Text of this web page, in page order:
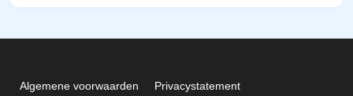
Algemene voorwaarden Privacystatement